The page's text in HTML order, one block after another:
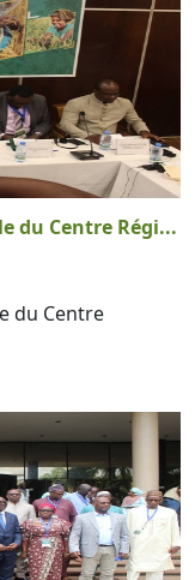
du Centre Régi...
du Centre